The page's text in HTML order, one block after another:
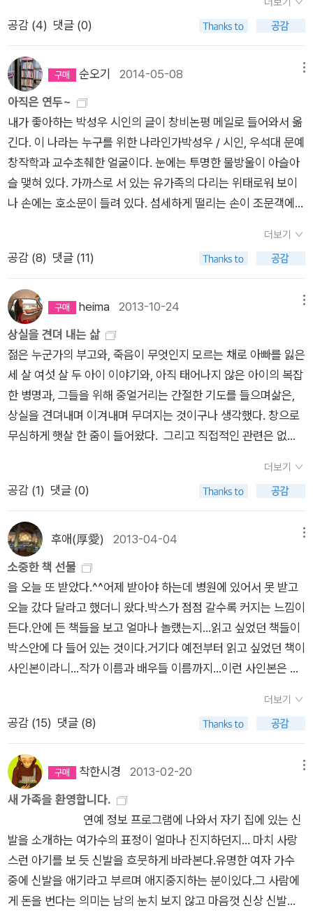
빛과 그림자가 바닥을 쳐서 사랑의 무늬를 그려낸다.
시집 '빨강'을 읽고 감동으로 쓴 리뷰... 다시 읽어봐도 공감된다.h
못한 박성우 시집이 몇 권 있으니 조만간 다 소장해야겠다.뇌과학
자 책을 읽으면, 사람이 왜 웃는지 알게 될까?아니면, 웃는 연습
을 왜 해야 하는지 이해하게 될까? ^^웃는 연습에 실린 시 두 편
더 올린다. 꽃무늬 남방 -박성우- 시골집에 드니 노모는 없고새
빨간 장미꽃만 대문 타고 올라 피어 있다 어머니, 대문에 꽃무늬
남방 걸쳐놓고 어디 가셨어요? -웃는 연습, 44쪽, 창비- 솔잎
이 우리에게 봤지? 눈발을 받아내는 건 떡갈나무 이파리같이 넓
은 잎이 아니야 바늘 같은 것들이 모여 결국엔 거대한 눈발도 받
리는데, 남들은 차를 타고, 다른 사람이 운전하는, 또는 제가 운전
하는 네 바퀴에 실려 편안하게 가는데, 오로지 자신의 힘으로 언
보이는 깡통, 병 등등을 실은 손수레를 끌고 가는 할머니. 이제는
편안하게 집에서 쉬어도 좋으련만, 할머니들은 손수레를 끌고 생
계를 위해서 출근을 한다. 고물상으로. 무게로 달아 받아오는 하
루 노동의 대가, 삶의 보존. 이 생각이 든 건 박성우의 시 '고양
이'를 읽고나서다. 이 시에서 어떤 슬픔, 그러나 강한 생명력을 발
견했다. 그리고 길 가로 손수레를 끌며 지나가는 할머니, 그 할머
니를 받아주는 고물상이 생각났다. 고양이 고양이가 새벽 쓰레기
를 뒤적인다부스럭부스럭, 앞발에 뜯긴 비닐봉투가빈병과 깡통
을 신경질적으로 쏟아낸다 움 칫, 눈이 동그랗게 커진 고양이솟은
등을 나른한 하품처럼 내려요란하게 구르는 소리들을 느릿느릿
종아상자 쪼가리와 신문지 위로 떠민다한바탕 쓰레깃더미에서
나뒹군 고양이털썩 주저앉아 멀뚱멀뚱 숨을 고른다 가시처럼 뻣
센 수염이 뻗어 있는 홀쭉한 입쫘악 벌렸다 오므리고는 몸뚱이 일
으킨다아랫배에 묻은 흙먼지를 툭툭 털어낸등 굽은 고양이가 모
퉁이 길을 나선다 뒤적여 모은 고물 얼기설기 쟁인 손수레 끌고아
슬랑아슬랑 제일고물상으로 들어가는 늙은 고양이 박성우, 가뜬
한 잠, 창비, 2012년 초판 5쇄. 68-69쪽. 고물상은 이런 할머니,
할아버지들의 생활을 책임져주는 고마운 존재다. 게다가 고물상
는 노인들이, 수명이 다했다고 여겨지는 물건들에 생명을 불어넣
이 들어 있다. 그런 손수레를 밀어주지는 못할망정, 운전에 방해
된다고, 빵빵거리지는 말아야지, 투덜거리지는 말아야지 하는 생
놓은 물건들, 생활에 필요한 사람들이 가져가고, 생계에 필요한
사람들이 가져가고, 그 나머지를 공동으로 나누어 자신들이 다시
가져간다면... 서로 좋지 않을까 하는 상상. 이러고 보니, 고물상
은 재활용을 통해 환경을 살리는 장소이기도 하다. 또한 번듯한
일자리를 갖기 힘든 노인들의 생계를 책임져, 노인들을 살리는 장
소이기도 하다. 동네에 고물상이 있다고, 지저분하다고 투덜거렸
던 나를 반성한다. 이렇게 시는 나를, 주변을 돌아보게 해준다. 고
마운 시다.
공감 (4) 댓글 (0)
순오기 2014-05-08
아직은 연두~
내가 좋아하는 박성우 시인의 글이 창비논평 메일로 들어와서 옮
긴다. 이 나라는 누구를 위한 나라인가박성우 / 시인, 우석대 문예
창작학과 교수초췌한 얼굴이다. 눈에는 투명한 물방울이 아슬아
슬 맺혀 있다. 가까스로 서 있는 유가족의 다리는 위태로워 보이
나 손에는 호소문이 들려 있다. 섬세하게 떨리는 손이 조문객에
가렸다. 앙다문 입을 가린 흰 마스크가 흘러내리는 물을 빨아들인
다. 콧잔등을 타고 흘러내린 물은 분명 피눈물이나, 핏기 없는 낯
기까지 와주셔서 감사합니다'로 시작하는 호소문을 받아든 사람
들은 슬프고 분한 표정을 감추며 글썽인다. 몇몇은 애써 고개를
돌려 먼 곳을 바라본다. 조문객들은 몇걸음씩 앞으로 나아가지만
조문행렬은 점점 길어진다.세월호 사고 희생자 정부 합동분향소
안쪽. 깜장 치마에 깜장 양말 깜장 구두 신고 조문 온 앞줄의 여자
아이가 운다. 엄마 아빠 손 잡고 운다. 사내아이의 거침없는 울음
소리도 두어줄 뒤쪽에서 보태진다. '세월호 사고 희생자'와 '합동
분양소' 사이에 쓰인 '정부'라는 글씨는 같은 크기임에도 불구하
고 왜 이리 유독 커 보이는 건지. 그 커 보이는 글자는 어쩜 이리
도 초라하고 공허해 보이는지. 한숨을 내쉬다가 눈가를 손등으로
으로 짠 물기를 훔치고 있다. '세월호'와 '정부'와 각자의 '나'를 오
가는 분노와 무기력과 환멸, 층층이 올려 진 영정사진을 올려다보
는 것도 머리 숙여 조문을 하는 것도 염치없고 미안하다. 박성우
시집은 언제 어디를 펼쳐도 쿵~ 하고 울린다.특히 오늘 아침에
펼쳐본 '아직은 연두'는 피어보지 못하고 스러진 세월호 아이들
생각에 눈물이 난다. 아직은 연두 -박성우- 난 연두가 좋아 초
록이 아닌 연두우물물에 설렁설렁 씻어 아삭 씹는풋풋한 오이 냄
새가 나는 것 같기도 하고옷깃에 쓱쓱 닦아 아사삭 깨물어 먹는시
초록 그늘을 쫙쫙 펴는 버드나무의 연두기지개를 쭉쭉 켜는 느티
릇 초록으로 가는 연두빈집 감나무의 떫은 연두강변 미루나무의
시시껄렁한 연두난 연두가 좋아 늘 내 곁에 두고 싶은 연두,연두
더보기
공감 (8) 댓글 (11)
heima 2013-10-24
상실을 견뎌 내는 삶
젊은 누군가의 부고와, 죽음이 무엇인지 모르는 채로 아빠를 잃은
세 살 여섯 살 두 아이 이야기와, 아직 태어나지 않은 아이의 복잡
한 병명과, 그들을 위해 중얼거리는 간절한 기도를 들으며삶은,
상실을 견뎌내며 이겨내며 무뎌지는 것이구나 생각했다. 창으로
무심하게 햇살 한 줌이 들어왔다. 그리고 직접적인 관련은 없지
성우얼굴 새까맣게 늙은 사람들이 우리의 낯을 살폈다아이의 어
머니는 풀린 하체를 끓었고유독 의연해 보이는 남자가 아이의 아
던 손동작으로 굳어 있었다학교 수업 종종 빠지던 아이불기둥 지
난 몸에서 쇠붙이가 나왔다야단을 쳐도 잘똑잘똑 농사일 거든다
고논두렁 밭두렁을 따랐다는 아이,부러진 다리를 이었던 쇳조각
이었다미루나무가 있던 관촌 어디 강둑으로아이가 안겨 가는 것
을 보고 우리 일행은 돌아왔다모아진 고사리 푼돈 전해줄 요량으
로이튿날 저녁참에 마을 이웃에게 전화를 넣었다일 치러주느라
고생한 사람들 불러건하게 술을 낸 아이의 아버지,농약을 들고 논
으로 안 가고 아이를 따라간 뒤였다진창으로 쳐대는 비는 그칠 것
더보기
공감 (1) 댓글 (0)
후애(厚愛) 2013-04-04
소중한 책 선물
을 오늘 또 받았다.^^어제 받아야 하는데 병원에 있어서 못 받고
오늘 갔다 달라고 했더니 왔다.박스가 점점 갈수록 커지는 느낌이
든다.안에 든 책들을 보고 얼마나 놀랬는지...읽고 싶었던 책들이
박스안에 다 들어 있는 것이다.거기다 예전부터 읽고 싶었던 책이
사인본이라니...작가 이름과 배우들 이름까지...이런 사인본은 정
기쁘고 행복하고...옆지기는 소주보고 놀라고 반가워서 '내 친구
가 보낸 거네.' 그런다. ㅎㅎ 먼저 그림책부터...
한가득~^^옆지기가 좋아하는 소주~ 병원에 가니 함께 소주 마
실 시간이 없고 건강도 그렇고 해서 술을 멀리 하는데...그래서 옆
지기가 좋아하는 소주를 안 사다 놓으니...ㅎㅎ 내 책들보다 소주
를 보고 더 좋아하는 옆지기가 얄미워서 째려 봤더니 씨익 웃는
다.^^인기가 많은 <비밀의 강> 그림책~ 궁금했던 그림책인데
선물로 받았다.표지가 이쁘고 신기한 붓이 궁금했었던 그림책~
난 처음에 <노랑의 장미>로 읽었다는...^^;;; 그림이 무척 궁금하
다...표지가 무척 마음에 드는 그림책이다... 그림은 또 어떨까...제
더보기
공감 (15) 댓글 (8)
착한시경 2013-02-20
새 가족을 환영합니다.
발을 소개하는 여가수의 표정이 얼마나 진지하던지... 마치 사랑
스런 아기를 보 듯 신발을 흐뭇하게 바라본다.유명한 여자 가수
중에 신발을 애기라고 부르며 애지중지하는 분이있다.그 사람에
게 돈을 번다는 의미는 남의 눈치 보지 않고 마음껏 신상 신발을